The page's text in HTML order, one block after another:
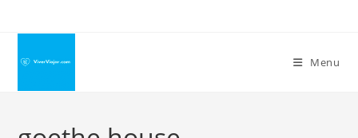
conteúdo
Menu